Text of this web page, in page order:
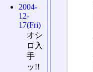
2004-
12-
17(Fri)
オシ
ロ入
手
ッ!!